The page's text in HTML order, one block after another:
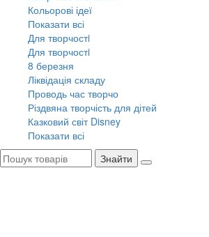
Кольорові ідеї
Показати всі
Для творчостi
Для творчостi
8 березня
Ліквідація складу
Проводь час творчо
Різдвяна творчість для дітей
Казковий світ Disney
Показати всі
Знайти